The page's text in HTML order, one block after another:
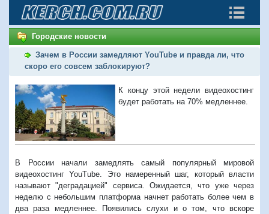
Городские новости
Зачем в России замедляют YouTube и правда ли, что
скоро его совсем заблокируют?
К концу этой недели видеохостинг
будет работать на 70% медленнее.
В России начали замедлять самый популярный мировой
видеохостинг YouTube. Это намеренный шаг, который власти
называют "деградацией" сервиса. Ожидается, что уже через
неделю с небольшим платформа начнет работать более чем в
два раза медленнее. Появились слухи и о том, что вскоре